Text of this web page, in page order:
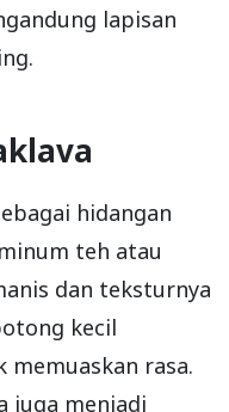
lapisan
hidangan
teh atau
dan teksturnya
kecil
memuaskan rasa.
juga menjadi